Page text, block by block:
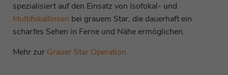
spezialisiert auf den Einsatz von Isofokal- und
Multifokallinsen bei grauem Star, die dauerhaft ein
scharfes Sehen in Ferne und Nähe ermöglichen.
Mehr zur Grauer Star Operation